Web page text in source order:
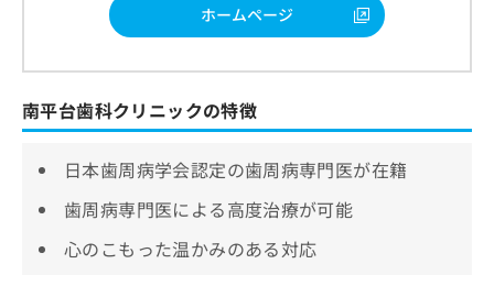
ホームページ
南平台歯科クリニックの特徴
日本歯周病学会認定の歯周病専門医が在籍
歯周病専門医による高度治療が可能
心のこもった温かみのある対応